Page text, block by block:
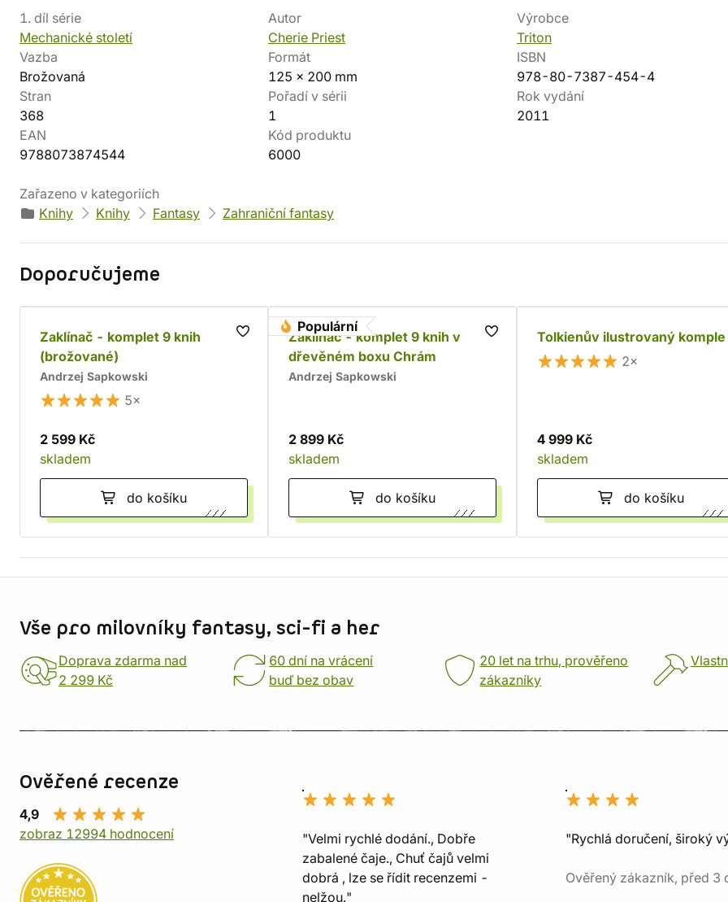
1. díl série
Mechanické století
Autor
Cherie Priest
Výrobce
Triton
Vazba
Brožovaná
Formát
125 x 200 mm
ISBN
978-80-7387-454-4
Stran
368
Pořadí v sérii
1
Rok vydání
2011
EAN
9788073874544
Kód produktu
6000
Zařazeno v kategoriích
Knihy
Knihy Fantasy Zahraniční fantasy
Doporučujeme
Zaklínač - komplet 9 knih
(brožované)
Andrzej Sapkowski
5×
2 599 Kč
skladem
do košíku
Populární
Zaklínač - komplet 9 knih v
dřevěném boxu Chrám
Andrzej Sapkowski
2 899 Kč
skladem
do košíku
Tolkienův ilustrovaný komplet
2×
4 999 Kč
skladem
do košíku
Vše pro milovníky fantasy, sci-fi a her
Doprava zdarma nad
2 299 Kč
60 dní na vrácení
buď bez obav
20 let na trhu, prověřeno
zákazníky
Ověřené recenze
4,9
zobraz 12994 hodnocení
"Velmi rychlé dodání., Dobře
zabalené čaje., Chuť čajů velmi
dobrá , lze se řídit recenzemi -
nelžou."
"Rychlá doručení, široký
Ověřený zákazník, před 3